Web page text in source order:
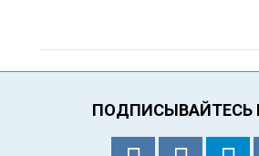
ПОДПИСЫВАЙТЕСЬ